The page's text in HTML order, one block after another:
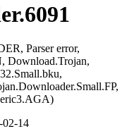
Parser error,
Download.Trojan,
02-14